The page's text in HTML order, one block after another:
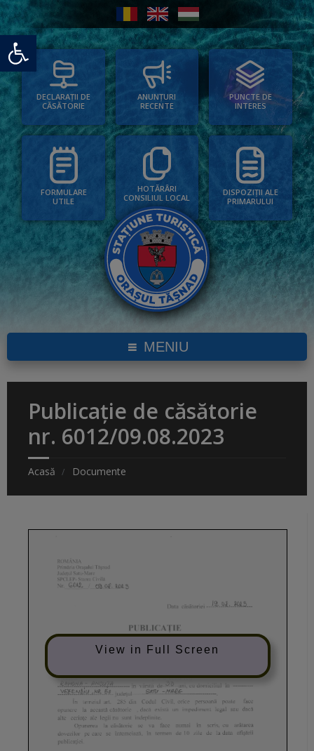
Deschide bara de unelte
DECLARAȚII DE
CĂSĂTORIE
ANUNȚURI
RECENTE
PUNCTE DE
INTERES
FORMULARE
UTILE
HOTĂRÂRI
CONSILIUL LOCAL
DISPOZIȚII ALE
PRIMARULUI
MENIU
Publicație de căsătorie
nr. 6012/09.08.2023
Acasă Documente
View in Full Screen